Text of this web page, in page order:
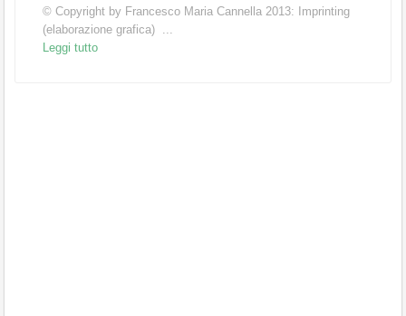
© Copyright by Francesco Maria Cannella 2013: Imprinting
(elaborazione grafica) ...
Leggi tutto